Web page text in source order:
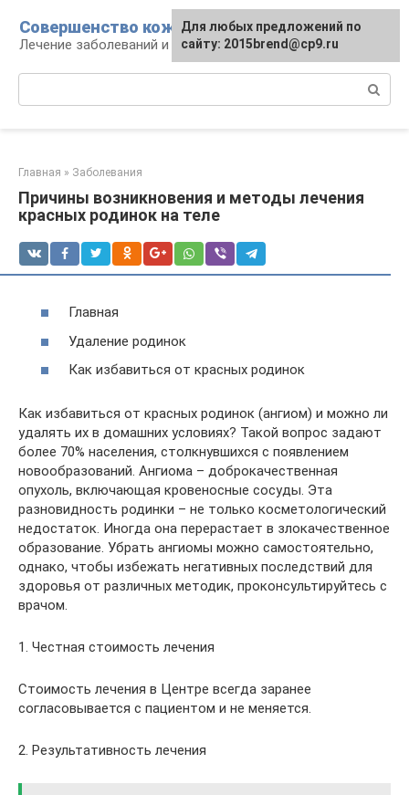
контенту
Совершенство кожи
Лечение заболеваний и уход за кожей
Главная » Заболевания
Причины возникновения и методы лечения
красных родинок на теле
Главная
Удаление родинок
Как избавиться от красных родинок
Как избавиться от красных родинок (ангиом) и можно ли
удалять их в домашних условиях? Такой вопрос задают
более 70% населения, столкнувшихся с появлением
новообразований. Ангиома – доброкачественная
опухоль, включающая кровеносные сосуды. Эта
разновидность родинки – не только косметологический
недостаток. Иногда она перерастает в злокачественное
образование. Убрать ангиомы можно самостоятельно,
однако, чтобы избежать негативных последствий для
здоровья от различных методик, проконсультируйтесь с
врачом.
1. Честная стоимость лечения
Стоимость лечения в Центре всегда заранее
согласовывается с пациентом и не меняется.
2. Результативность лечения
Для любых предложений по
сайту: 2015brend@cp9.ru